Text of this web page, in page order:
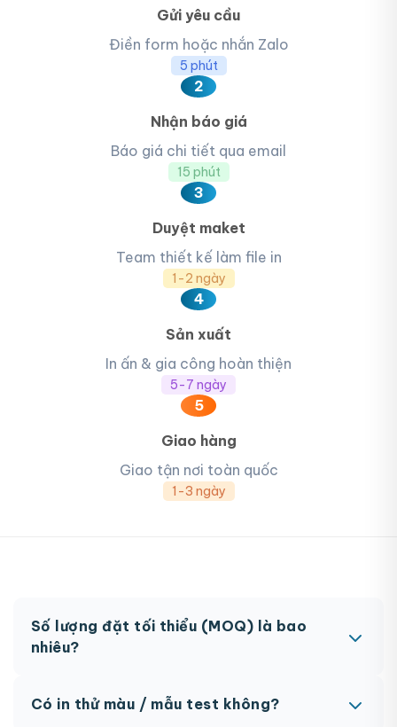
Gửi yêu cầu
Điền form hoặc nhắn Zalo
5 phút
2
Nhận báo giá
Báo giá chi tiết qua email
15 phút
3
Duyệt maket
Team thiết kế làm file in
1-2 ngày
4
Sản xuất
In ấn & gia công hoàn thiện
5-7 ngày
5
Giao hàng
Giao tận nơi toàn quốc
1-3 ngày
Số lượng đặt tối thiểu (MOQ) là bao
nhiêu?
đặc biệt có thể có MOQ khác nhau.
Có in thử màu / mẫu test không?